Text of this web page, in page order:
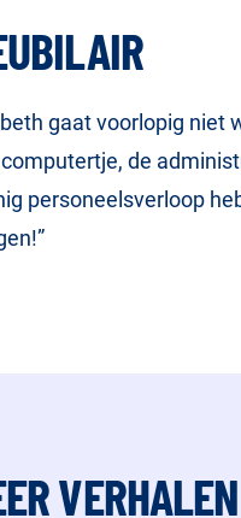
gaat voorlopig niet
de
personeelsverloop
VERHALEN